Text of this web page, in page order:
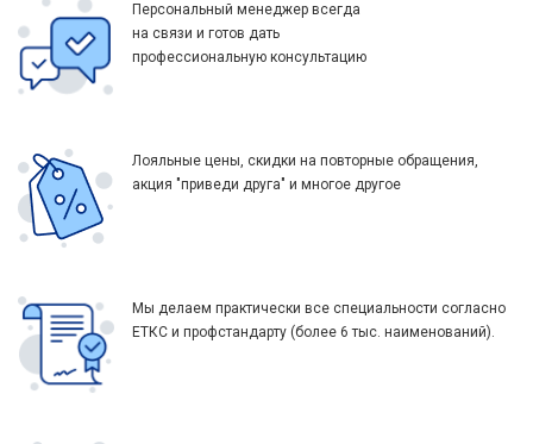
Персональный менеджер всегда
на связи и готов дать
профессиональную консультацию
Лояльные цены, скидки на повторные обращения,
акция "приведи друга" и многое другое
Мы делаем практически все специальности согласно
ЕТКС и профстандарту (более 6 тыс. наименований).